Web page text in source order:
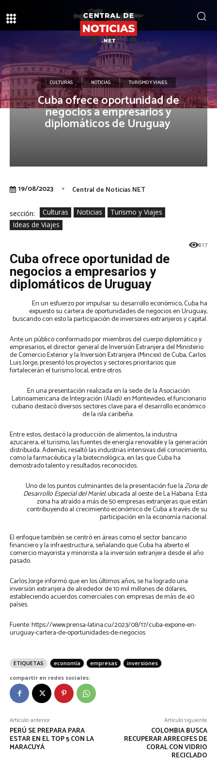
CULTURAS NOTICIAS TURISMO Y VIAJES
Cuba ofrece oportunidad de
negocios a empresarios y
diplomáticos de Uruguay
19/08/2023 Central de Noticias NET
sección: Culturas Noticias
Turismo y Viajes
Ideas de Viajes
817
Cuba ofrece oportunidad de
negocios a empresarios y
diplomáticos de Uruguay
En un esfuerzo por impulsar su desarrollo económico, Cuba ha
expuesto su cartera de oportunidades de negocios en Uruguay,
buscando con esto la participación de inversores extranjeros y capital.
Ante un público conformado por miembros del cuerpo diplomático y
empresarios, el director general de Inversión Extranjera del Ministerio
de Comercio Exterior y la Inversión Extranjera (Mincex) de Cuba, Carlos
Luis Jorge, presentó los proyectos y sectores prioritarios que
fortalecerán el turismo local, entre otros.
En una presentación realizada en la sede de la Asociación
Latinoamericana de Integración (Aladi) en Montevideo, el funcionario
cubano destacó diversos sectores clave para el desarrollo económico
de la isla caribeña.
Entre estos, destacó la producción de alimentos, la industria
azucarera, el turismo, las fuentes de energía renovable y la generación
distribuida. Además, resaltó las industrias intensivas del conocimiento,
como la farmacéutica y la biotecnológica, en las que Cuba ha
demostrado talento y resultados reconocidos.
Uno de los puntos culminantes de la presentación fue laZona de
Desarrollo Especial del Mariel, ubicada al oeste de La Habana. Esta
zona ha atraído a más de 50 empresas extranjeras que están
contribuyendo al crecimiento económico de Cuba a través de su
participación en la economía nacional.
El enfoque también se centró en áreas como el sector bancario
financiero y la infraestructura, señalando que Cuba ha abierto el
comercio mayorista y minorista a la inversión extranjera desde el año
pasado.
Carlos Jorge informó que en los últimos años, se ha logrado una
inversión extranjera de alrededor de 10 mil millones de dólares,
estableciendo acuerdos comerciales con empresas de más de 40
países.
Fuente: https://www.prensa-latina.cu/2023/08/17/cuba-expone-en-
uruguay-cartera-de-oportunidades-de-negocios
ETIQUETAS economía empresas
inversiones
compartir en redes sociales:
Artículo anterior
PERÚ SE PREPARA PARA
ESTAR EN EL TOP 5 CON LA
MARACUYÁ
Artículo siguiente
COLOMBIA BUSCA
RECUPERAR ARRECIFES DE
CORAL CON VIDRIO
RECICLADO